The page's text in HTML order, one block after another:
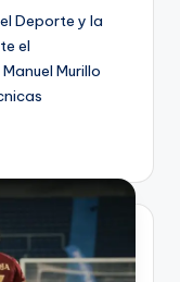
Deporte y la
el
Murillo